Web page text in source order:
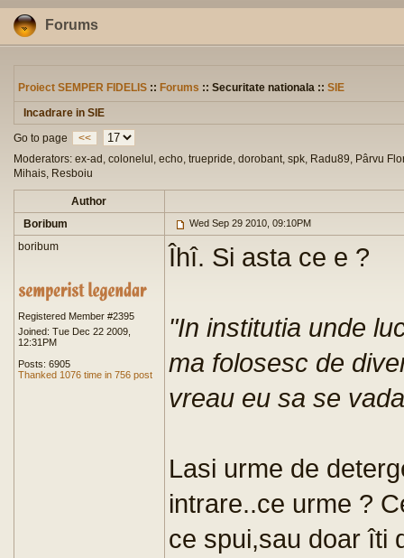
Forums
Proiect SEMPER FIDELIS :: Forums :: Securitate nationala :: SIE
Incadrare in SIE
Go to page
<<
Moderators: ex-ad, colonelul, echo, truepride, dorobant, spk, Radu89, Pârvu
Mihais, Resboiu
Author
Boribum
Wed Sep 29 2010, 09:10PM
boribum
Registered Member #2395
Joined: Tue Dec 22 2009,
12:31PM
Posts: 6905
Thanked 1076 time in 756 post
Îhî. Si asta ce e ?
"In institutia unde
ma folosesc de
vreau eu sa se
Lasi urme de
intrare..ce urme ?
ce spui,sau doar îti